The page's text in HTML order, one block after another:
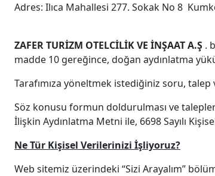
Adres: Ilıca Mahallesi 277. Sokak No 8
ZAFER TURİZM OTELCİLİK VE İNŞAAT A.Ş .
madde 10 gereğince, doğan aydınlatma
Tarafımıza yöneltmek istediğiniz soru,
Söz konusu formun doldurulması ve
İlişkin Aydınlatma Metni ile, 6698 Sayılı
Ne Tür Kişisel Verilerinizi İşliyoruz?
Web sitemiz üzerindeki “Sizi Arayalım”